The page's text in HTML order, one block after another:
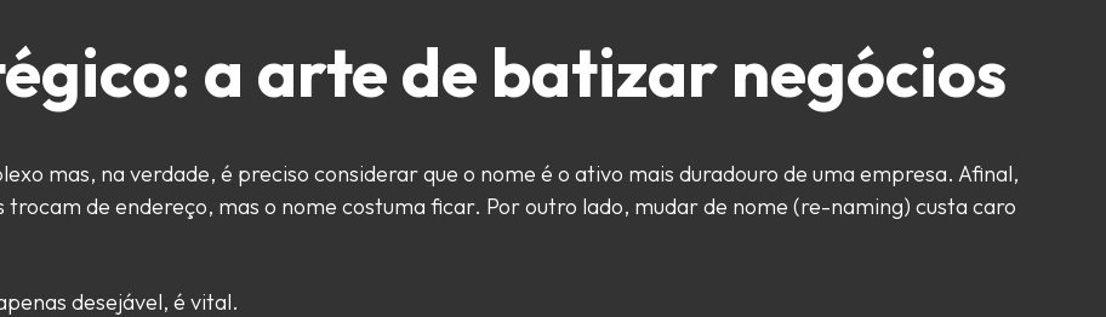
a arte de batizar negócios
mas, na verdade, é preciso considerar que o nome é o ativo mais duradouro de uma empresa. Afinal,
de endereço, mas o nome costuma ficar. Por outro lado, mudar de nome (re-naming) custa caro
desejável, é vital.